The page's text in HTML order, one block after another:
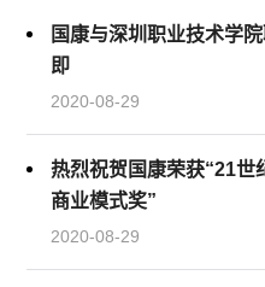
国康与深圳职业技术学
即
2020-08-29
热烈祝贺国康荣获“21世
商业模式奖”
2020-08-29